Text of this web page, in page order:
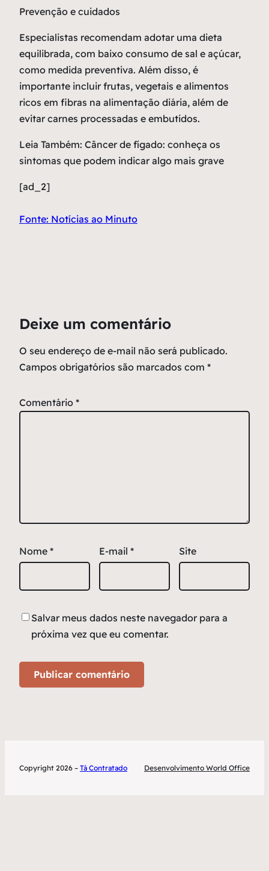
Prevenção e cuidados
Especialistas recomendam adotar uma dieta
equilibrada, com baixo consumo de sal e açúcar,
como medida preventiva. Além disso, é
importante incluir frutas, vegetais e alimentos
ricos em fibras na alimentação diária, além de
evitar carnes processadas e embutidos.
Leia Também: Câncer de fígado: conheça os
sintomas que podem indicar algo mais grave
[ad_2]
Fonte: Notícias ao Minuto
Deixe um comentário
O seu endereço de e-mail não será publicado.
Campos obrigatórios são marcados com *
Comentário *
Nome * E-mail * Site
Salvar meus dados neste navegador para a
próxima vez que eu comentar.
Copyright 2026 – Tá Contratado Desenvolvimento World Office